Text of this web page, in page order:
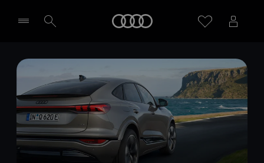
Händler wählen